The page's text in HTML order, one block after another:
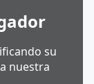
su
nuestra